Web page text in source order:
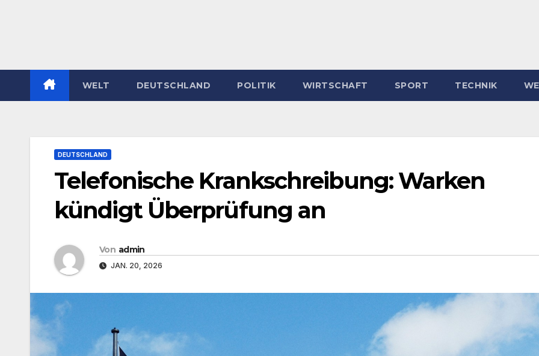
WELT DEUTSCHLAND POLITIK WIRTSCHAFT SPORT TECHNIK
DEUTSCHLAND
Telefonische Krankschreibung: Warken
kündigt Überprüfung an
Von admin
JAN. 20, 2026